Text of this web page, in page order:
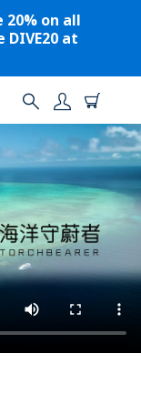
20% on all
at